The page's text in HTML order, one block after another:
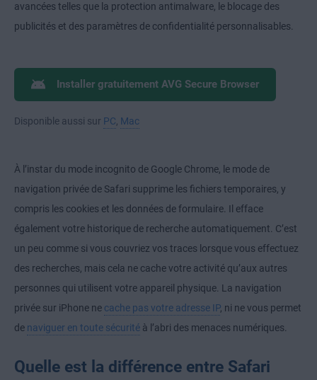
avancées telles que la protection antimalware, le blocage des
publicités et des paramètres de confidentialité personnalisables.
Installer gratuitement AVG Secure Browser
Disponible aussi sur PC, Mac
À l’instar du mode incognito de Google Chrome, le mode de
navigation privée de Safari supprime les fichiers temporaires, y
compris les cookies et les données de formulaire. Il efface
également votre historique de recherche automatiquement. C’est
un peu comme si vous couvriez vos traces lorsque vous effectuez
des recherches, mais cela ne cache votre activité qu’aux autres
personnes qui utilisent votre appareil physique. La navigation
privée sur iPhone ne cache pas votre adresse IP, ni ne vous permet
de naviguer en toute sécurité à l’abri des menaces numériques.
Quelle est la différence entre Safari